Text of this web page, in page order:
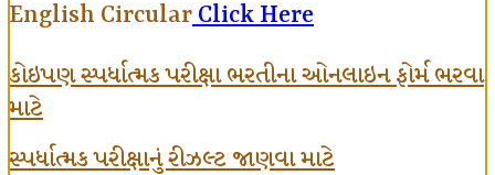
English Circular Click Here
કોઇપણ સ્પર્ધાત્મક પરીક્ષા ભરતીના ઓનલાઇન ફોર્મ ભરવા
માટે
સ્પર્ધાત્મક પરીક્ષાનું રીઝલ્ટ જાણવા માટે